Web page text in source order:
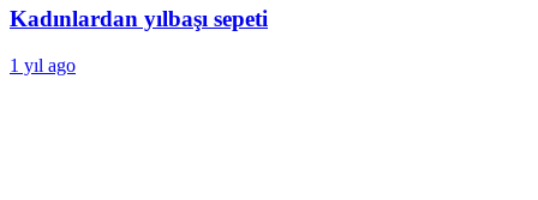
Kadınlardan yılbaşı sepeti
1 yıl ago